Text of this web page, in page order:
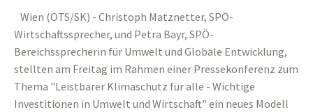
Wien (OTS/SK) - Christoph Matznetter, SPÖ-
Wirtschaftssprecher, und Petra Bayr, SPÖ-
Bereichssprecherin für Umwelt und Globale Entwicklung,
stellten am Freitag im Rahmen einer Pressekonferenz zum
Thema "Leistbarer Klimaschutz für alle - Wichtige
Investitionen in Umwelt und Wirtschaft" ein neues Modell